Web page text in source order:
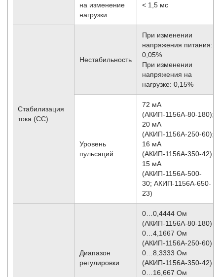
на изменение
нагрузки
< 1,5 мс
Стабилизация
тока (CC)
Нестабильность
При изменении
напряжения питания:
0,05%
При изменении
напряжения на
нагрузке: 0,15%
Уровень
пульсаций
72 мА
(АКИП-1156А-80-180);
20 мА
(АКИП-1156А-250-60);
16 мА
(АКИП-1156А-350-42);
15 мА
(АКИП-1156А-500-
30; АКИП-1156А-650-
23)
Диапазон
регулировки
0…0,4444 Ом
(АКИП-1156А-80-180)
0…4,1667 Ом
(АКИП-1156А-250-60)
0…8,3333 Ом
(АКИП-1156А-350-42)
0…16,667 Ом